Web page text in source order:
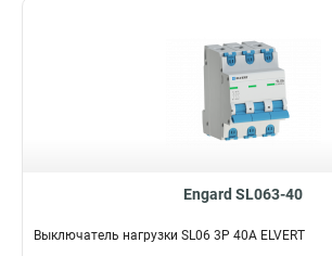
Engard SL063-40
Выключатель нагрузки SL06 3Р 40А ELVERT